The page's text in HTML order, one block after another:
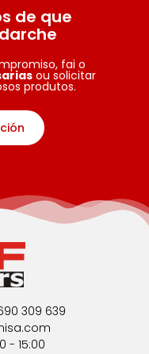
de que
fai o
ou solicitar
produtos.
309 639
- 15:00